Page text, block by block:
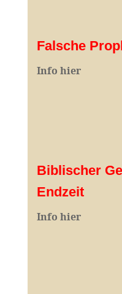
Falsche
Info hier
Biblischer
Endzeit
Info hier